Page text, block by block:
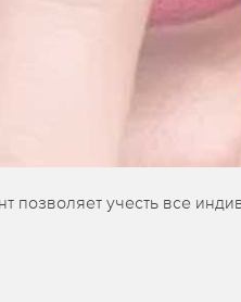
учесть все